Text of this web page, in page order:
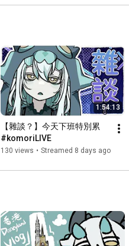
#遊戲 #迷魅狩獵
1:54:13
【雜談？】今天下班特別累
#komoriLIVE
130 views • Streamed 8 days ago